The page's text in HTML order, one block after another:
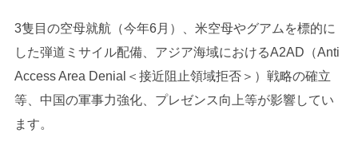
3隻目の空母就航（今年6月）、米空母やグアムを標的に
した弾道ミサイル配備、アジア海域におけるA2AD（Anti
Access Area Denial＜接近阻止領域拒否＞）戦略の確立
等、中国の軍事力強化、プレゼンス向上等が影響してい
ます。